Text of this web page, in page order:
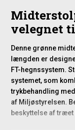
velegnet
Denne grønne
længden er
FT-hegnssystem.
systemet, som
trykbehandling
af Miljøstyrelsen.
beskyttelse af træet